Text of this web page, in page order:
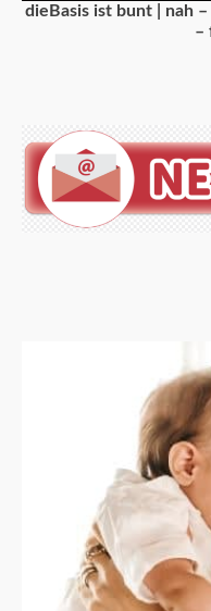
dieBasis ist bunt | nah
–